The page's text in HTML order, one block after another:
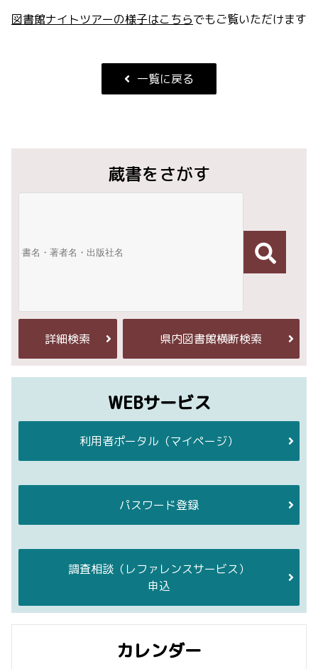
図書館ナイトツアーの様子はこちらでもご覧いただけます
一覧に戻る
蔵書をさがす
詳細検索 県内図書館横断検索
WEBサービス
利用者ポータル （マイページ）
パスワード登録
調査相談 （レファレンスサービス）
申込
カレンダー